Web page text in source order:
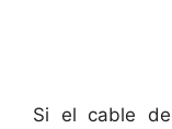
Si el cable